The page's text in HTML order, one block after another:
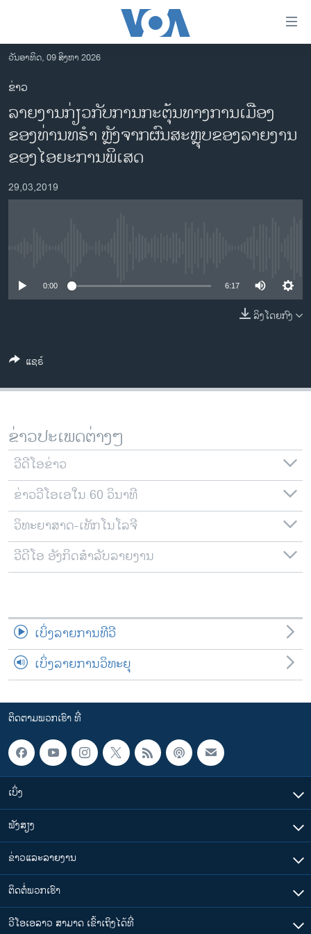
ເຂົ້າ
ຫາ
ຂ້າມ
ຂ້າມ
ຂ້າມ
ໄປ
ຫາ
ຊອກ
ຄົ້ນ
ອາເມຣິກາ
ການເລືອກຕັ້ງ ປະທານາທີບໍດີ ສະຫະລັດ 2024
ໂລກ
ຊຸມຊົນຊາວລາວ
ສຽງ
ລາຍການກະຈາຍສຽງ
ຕິດຕາມພວກເຮົາ ທີ່
ພາສາຕ່າງໆ
ວັນອາທິດ, 09 ສິງຫາ 2026
ຂ່າວ
ລາຍ​ງານ​ກ່ຽວ​ກັບການ​ກະ​ຕຸ້ນ​ທາງ​ການ​ເມືອງ
ຂອງ​ທ່ານ​ທ​ຣຳ ​​​​​ຫຼັງ​ຈາກຜົນ​ສະ​ຫຼຸບ​ຂອງລາຍ​ງານ​
ຂອງ​ໄອ​ຍະ​ການ​ພິ​ເສດ
29,03,2019
0:00 6:17
ລິງໂດຍກົງ
ແຊຣ໌
ຂ່າວປະເພດຕ່າງໆ
ວີດີໂອຂ່າວ
ຂ່າວວີໂອເອໃນ 60 ວິນາທີ
ວິທະຍາສາດ-ເທັກໂນໂລຈີ
ວີດີໂອ ອັງກິດສຳລັບລາຍງານ
ເບິ່ງລາຍການທີວີ
ເບິ່ງລາຍການວິທະຍຸ
ຕິດຕາມພວກເຮົາ ທີ່
ເບິ່ງ
ຟັງສຽງ
ຂ່າວແລະລາຍງານ
ຕິດຕໍ່ພວກເຮົາ
ວີໂອເອລາວ ສາມາດ ເຂົ້າເຖິງໄດ້ທີ່